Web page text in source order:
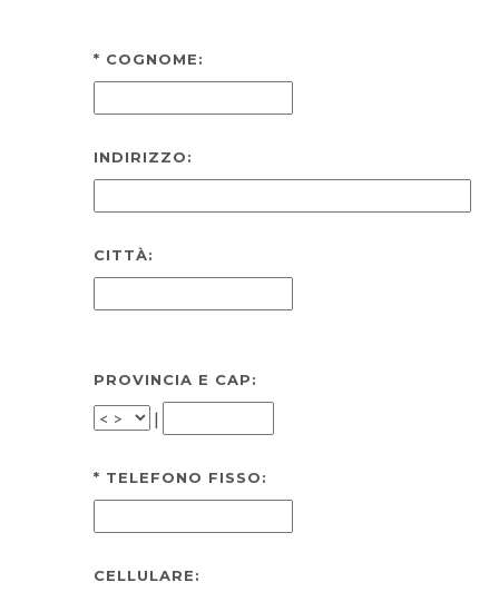
* COGNOME:
INDIRIZZO:
CITTÀ:
PROVINCIA E CAP:
|
* TELEFONO FISSO:
CELLULARE: